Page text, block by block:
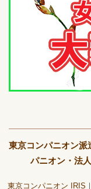
東京コンパニオン派
パニオン・法
東京コンパニオン IRIS